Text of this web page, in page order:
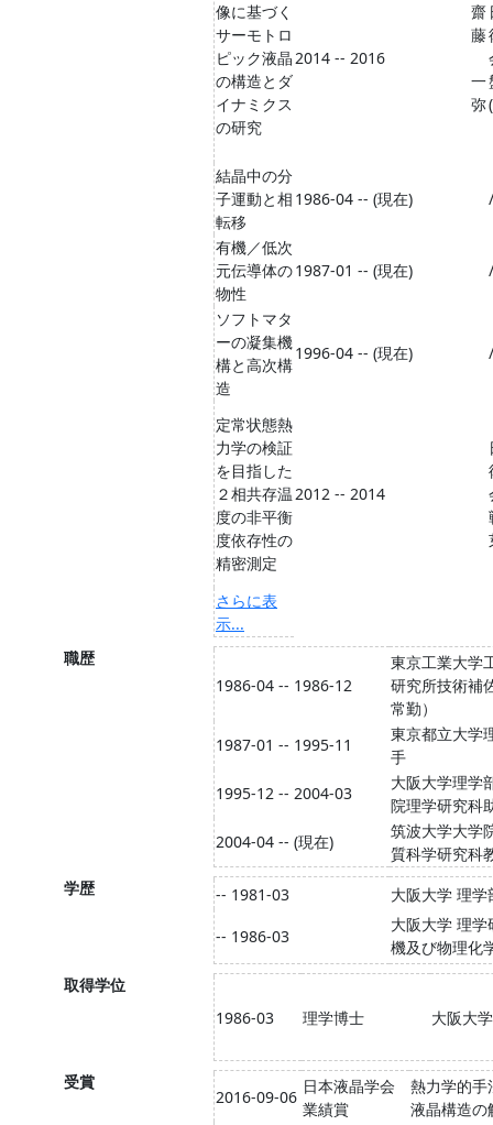
像に基づく
サーモトロ
ピック液晶
の構造とダ
イナミクス
の研究
2014 -- 2016
齋
藤
一
弥
結晶中の分
子運動と相
転移
1986-04 -- (現在) /
有機／低次
元伝導体の
物性
1987-01 -- (現在) /
ソフトマタ
ーの凝集機
構と高次構
造
1996-04 -- (現在) /
定常状態熱
力学の検証
を目指した
２相共存温
度の非平衡
度依存性の
精密測定
2012 -- 2014
さらに表
示...
職歴
1986-04 -- 1986-12
東京工業大学
研究所技術補
常勤）
1987-01 -- 1995-11
東京都立大学
手
1995-12 -- 2004-03
大阪大学理学
院理学研究科
2004-04 -- (現在)
筑波大学大学
質科学研究科
学歴
-- 1981-03
大阪大学 理学
-- 1986-03
大阪大学 理学
機及び物理化
取得学位
1986-03
理学博士 大阪大学
受賞
2016-09-06
日本液晶学会
業績賞
熱力学的手
液晶構造の